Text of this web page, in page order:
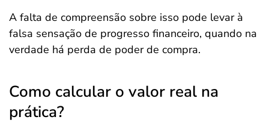
A falta de compreensão sobre isso pode levar à
falsa sensação de progresso financeiro, quando na
verdade há perda de poder de compra.
Como calcular o valor real na
prática?